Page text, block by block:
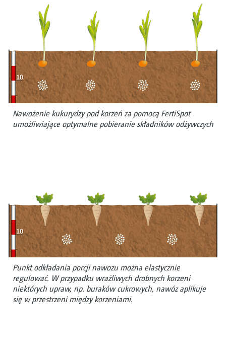
Nawożenie kukurydzy pod korzeń za pomocą FertiSpot
umożliwiające optymalne pobieranie składników odżywczych
Punkt odkładania porcji nawozu można elastycznie
regulować. W przypadku wrażliwych drobnych korzeni
niektórych upraw, np. buraków cukrowych, nawóz aplikuje
się w przestrzeni między korzeniami.